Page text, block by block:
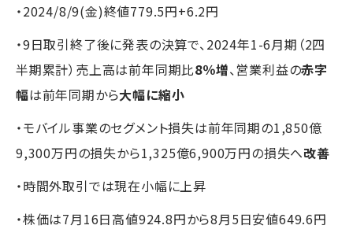
・2024/8/9(金)終値779.5円+6.2円
・9日取引終了後に発表の決算で、2024年1-6月期（2四
半期累計）売上高は前年同期比8％増、営業利益の赤字
幅は前年同期から大幅に縮小
・モバイル事業のセグメント損失は前年同期の1,850億
9,300万円の損失から1,325億6,900万円の損失へ改善
・時間外取引では現在小幅に上昇
・株価は7月16日高値924.8円から8月5日安値649.6円